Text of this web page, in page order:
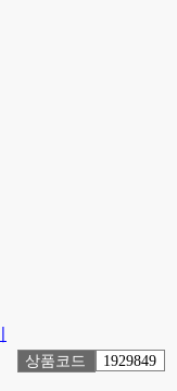
상품코드 1929849